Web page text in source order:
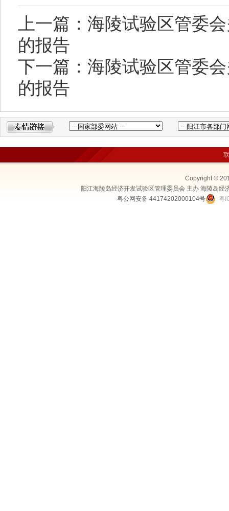
上一篇：海陵试验区管委
的报告
下一篇：海陵试验区管委
的报告
Copyright ©
阳江海陵岛经济开发试验区管理委员会 主办 海陵岛
粤公网安备 44174202000104号
粤